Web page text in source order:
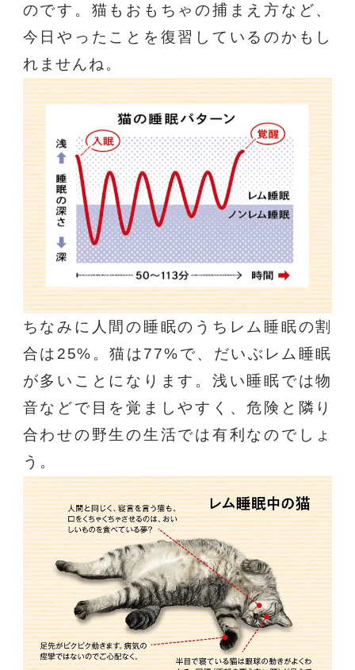
のです。猫もおもちゃの捕まえ方など、
今日やったことを復習しているのかもし
れませんね。
ちなみに人間の睡眠のうちレム睡眠の割
合は25%。猫は77%で、だいぶレム睡眠
が多いことになります。浅い睡眠では物
音などで目を覚ましやすく、危険と隣り
合わせの野生の生活では有利なのでしょ
う。